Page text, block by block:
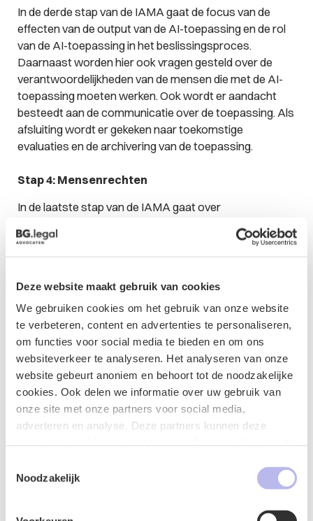
Deze website maakt gebruik van cookies
We gebruiken cookies om het gebruik van onze website
te verbeteren, content en advertenties te personaliseren,
om functies voor social media te bieden en om ons
websiteverkeer te analyseren. Het analyseren van onze
website gebeurt anoniem en behoort tot de noodzakelijke
cookies. Ook delen we informatie over uw gebruik van
onze site met onze partners voor social media,
adverteren en analyse. Deze partners kunnen deze
uw gebruik van hun services.
Noodzakelijk
In de derde stap van de IAMA gaat de focus van de
effecten van de output van de AI-toepassing en de rol
van de AI-toepassing in het beslissingsproces.
Daarnaast worden hier ook vragen gesteld over de
verantwoordelijkheden van de mensen die met de AI-
toepassing moeten werken. Ook wordt er aandacht
besteedt aan de communicatie over de toepassing. Als
afsluiting wordt er gekeken naar toekomstige
evaluaties en de archivering van de toepassing.
Stap 4: Mensenrechten
In de laatste stap van de IAMA gaat over
mensenrechten. In deze stap worden er eerst
grondrechten geïdentificeerd die mogelijk worden
aangetast door de AI-toepassing. Vervolgens wordt er
gekeken naar de ernst van de aantasting, de
noodzakelijkheid ervan en uiteindelijk en
belangenafweging tegenover andere belangen.
Conclusie
De Tweede Kamer ziet de beoordeling van algoritmes
met de IAMA als een middel om misbruik van
algoritmes tegen te gaan of zelfs te voorkomen.
beslissingen over mensen maakt. De IAMA biedt